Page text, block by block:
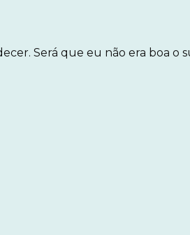
Será que eu não era boa o